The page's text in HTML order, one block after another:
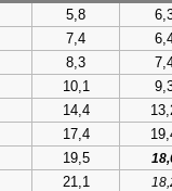
5,8
7,4
8,3
10,1
14,4
17,4
19,5
21,1